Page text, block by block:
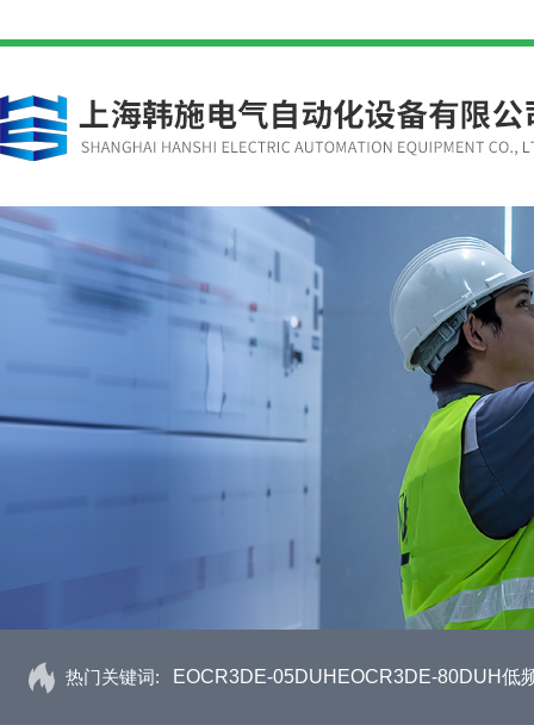
热门关键词: EOCR3DE-05DUHEOCR3DE-80DUH低